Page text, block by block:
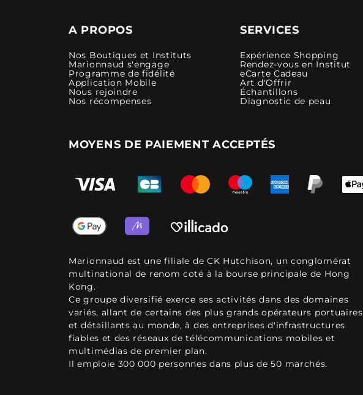
A PROPOS
Nos Boutiques et Instituts
Marionnaud s'engage
Programme de fidélité
Application Mobile
Nous rejoindre
Nos récompenses
SERVICES
Expérience Shopping
Rendez-vous en Institut
eCarte Cadeau
Art d'Offrir
Échantillons
Diagnostic de peau
MOYENS DE PAIEMENT ACCEPTÉS
Marionnaud est une filiale de CK Hutchison, un conglomérat
multinational de renom coté à la bourse principale de Hong
Kong.
Ce groupe diversifié exerce ses activités dans des domaines
variés, allant de certains des plus grands opérateurs portuaires
et détaillants au monde, à des entreprises d'infrastructures
fiables et des réseaux de télécommunications mobiles et
multimédias de premier plan.
Il emploie 300 000 personnes dans plus de 50 marchés.